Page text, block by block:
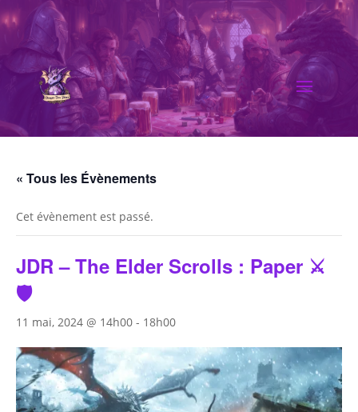
« Tous les Évènements
Cet évènement est passé.
JDR – The Elder Scrolls : Paper ⚔️
🛡️
11 mai, 2024 @ 14h00 - 18h00